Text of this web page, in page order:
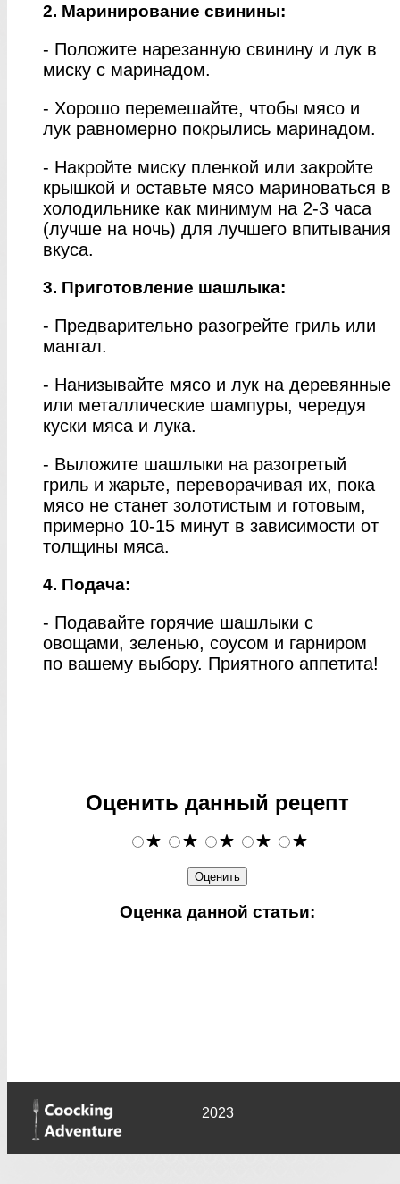
2. Маринирование свинины:
- Положите нарезанную свинину и лук в
миску с маринадом.
- Хорошо перемешайте, чтобы мясо и
лук равномерно покрылись маринадом.
- Накройте миску пленкой или закройте
крышкой и оставьте мясо мариноваться в
холодильнике как минимум на 2-3 часа
(лучше на ночь) для лучшего впитывания
вкуса.
3. Приготовление шашлыка:
- Предварительно разогрейте гриль или
мангал.
- Нанизывайте мясо и лук на деревянные
или металлические шампуры, чередуя
куски мяса и лука.
- Выложите шашлыки на разогретый
гриль и жарьте, переворачивая их, пока
мясо не станет золотистым и готовым,
примерно 10-15 минут в зависимости от
толщины мяса.
4. Подача:
- Подавайте горячие шашлыки с
овощами, зеленью, соусом и гарниром
по вашему выбору. Приятного аппетита!
Оценить данный рецепт
Оценка данной статьи:
2023